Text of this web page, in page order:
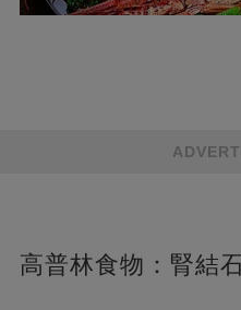
高普林食物：腎結